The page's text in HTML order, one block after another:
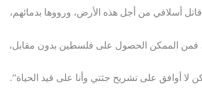
أسلافي من أجل هذه الأرض، ورووها بدمائهم،
فمن الممكن الحصول على فلسطين بدون مقابل،
لا أوافق على تشريح جثتي وأنا على قيد الحياة”.